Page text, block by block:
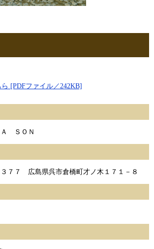
[PDFファイル／242KB]
ＳＯＮ
７ 広島県呉市倉橋町才ノ木１７１－８